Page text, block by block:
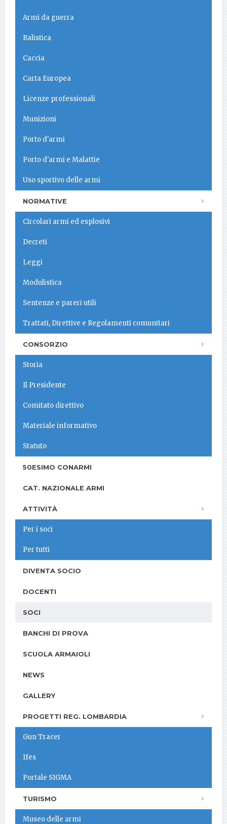
Armi da guerra
Balistica
Caccia
Carta Europea
Licenze professionali
Munizioni
Porto d'armi
Porto d'armi e Malattie
Uso sportivo delle armi
NORMATIVE
Circolari armi ed esplosivi
Decreti
Leggi
Modulistica
Sentenze e pareri utili
Trattati, Direttive e Regolamenti comunitari
CONSORZIO
Storia
Il Presidente
Comitato direttivo
Materiale informativo
Statuto
50ESIMO CONARMI
CAT. NAZIONALE ARMI
ATTIVITÀ
Per i soci
Per tutti
DIVENTA SOCIO
DOCENTI
SOCI
BANCHI DI PROVA
SCUOLA ARMAIOLI
NEWS
GALLERY
PROGETTI REG. LOMBARDIA
Gun Tracer
Ifes
Portale SIGMA
TURISMO
Museo delle armi